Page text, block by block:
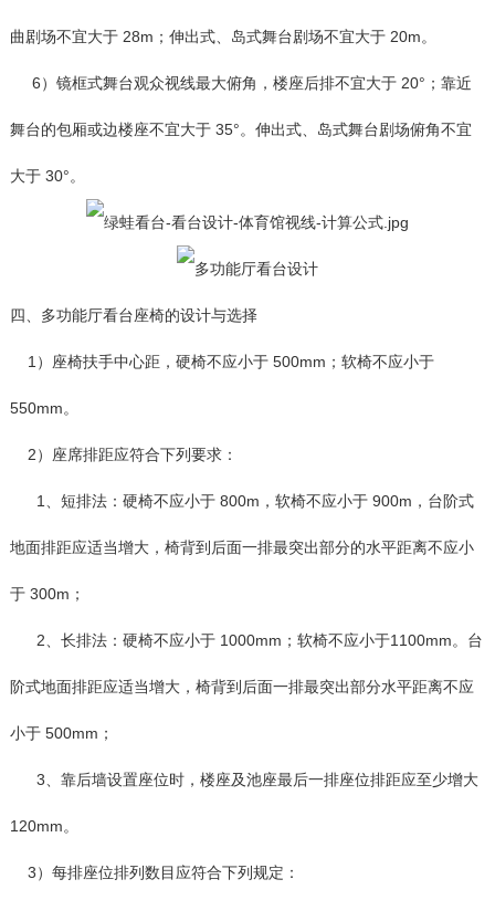
曲剧场不宜大于 28m；伸出式、岛式舞台剧场不宜大于 20m。
6）镜框式舞台观众视线最大俯角，楼座后排不宜大于 20°；靠近
舞台的包厢或边楼座不宜大于 35°。伸出式、岛式舞台剧场俯角不宜
大于 30°。
四、多功能厅看台座椅的设计与选择
1）座椅扶手中心距，硬椅不应小于 500mm；软椅不应小于
550mm。
2）座席排距应符合下列要求：
1、短排法：硬椅不应小于 800m，软椅不应小于 900m，台阶式
地面排距应适当增大，椅背到后面一排最突出部分的水平距离不应小
于 300m；
2、长排法：硬椅不应小于 1000mm；软椅不应小于1100mm。台
阶式地面排距应适当增大，椅背到后面一排最突出部分水平距离不应
小于 500mm；
3、靠后墙设置座位时，楼座及池座最后一排座位排距应至少增大
120mm。
3）每排座位排列数目应符合下列规定：